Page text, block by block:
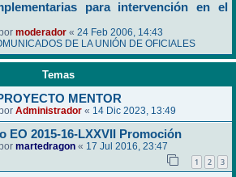
para intervención en el
moderador « 24 Feb 2006, 14:43
DE LA UNIÓN DE OFICIALES
Temas
MENTOR
Administrador « 14 Dic 2023, 13:49
EO 2015-16-LXXVII Promoción
martedragon « 17 Jul 2016, 23:47
1 2 3